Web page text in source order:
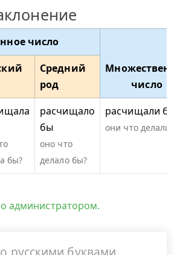
число
число
Средний
род
бы?
расчищало
бы
оно что
делало бы?
расчищали
они что делали
администратором.